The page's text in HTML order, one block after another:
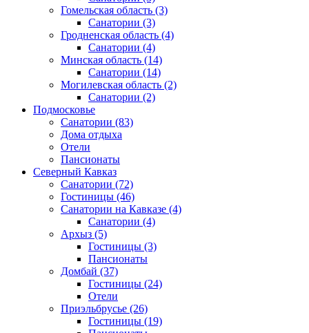
Гомельская область (3)
Санатории (3)
Гродненская область (4)
Санатории (4)
Минская область (14)
Санатории (14)
Могилевская область (2)
Санатории (2)
Подмосковье
Санатории (83)
Дома отдыха
Отели
Пансионаты
Северный Кавказ
Санатории (72)
Гостиницы (46)
Санатории на Кавказе (4)
Санатории (4)
Архыз (5)
Гостиницы (3)
Пансионаты
Домбай (37)
Гостиницы (24)
Отели
Приэльбрусье (26)
Гостиницы (19)